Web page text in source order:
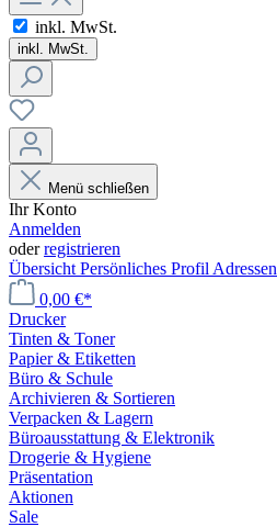
inkl. MwSt.
inkl. MwSt.
Menü schließen
Ihr Konto
Anmelden
oderregistrieren
Übersicht Persönliches Profil Adressen
0,00 €*
Drucker
Tinten & Toner
Papier & Etiketten
Büro & Schule
Archivieren & Sortieren
Verpacken & Lagern
Büroausstattung & Elektronik
Drogerie & Hygiene
Präsentation
Aktionen
Sale